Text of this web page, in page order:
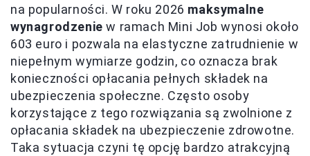
na popularności. W roku 2026 maksymalne
wynagrodzenie w ramach Mini Job wynosi około
603 euro i pozwala na elastyczne zatrudnienie w
niepełnym wymiarze godzin, co oznacza brak
konieczności opłacania pełnych składek na
ubezpieczenia społeczne. Często osoby
korzystające z tego rozwiązania są zwolnione z
opłacania składek na ubezpieczenie zdrowotne.
Taka sytuacja czyni tę opcję bardzo atrakcyjną